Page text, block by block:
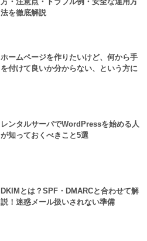
法を徹底解説
ホームページを作りたいけど、何から手
を付けて良いか分からない、という方に
レンタルサーバでWordPressを始める人
が知っておくべきこと5選
DKIMとは？SPF・DMARCと合わせて解
説！迷惑メール扱いされない準備